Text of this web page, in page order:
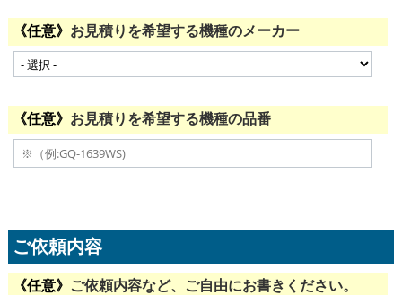
お見積りを希望する機種のメーカー
お見積りを希望する機種の品番
ご依頼内容
ご依頼内容など、ご自由にお書きください。